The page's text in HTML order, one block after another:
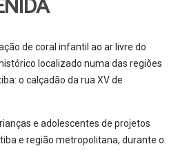
de coral infantil ao ar livre do
localizado numa das regiões
o calçadão da rua XV de
e adolescentes de projetos
e região metropolitana, durante o